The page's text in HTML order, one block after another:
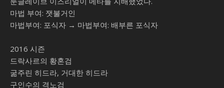
마법 부여: 잿불거인
마법부여: 포식자 → 마법부여: 배부른 포식자
2016 시즌
드락사르의 황혼검
굶주린 히드라, 거대한 히드라
구인수의 격노검